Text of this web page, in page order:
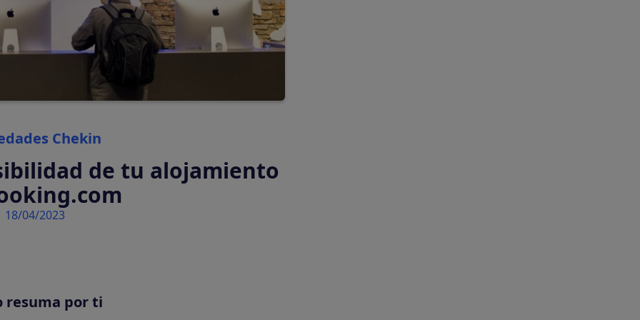
automáticamente
Tasas turísticas
Calcula y cobra tasas
Categories
Chekin
de tu alojamiento
18/04/2023
resuma por ti